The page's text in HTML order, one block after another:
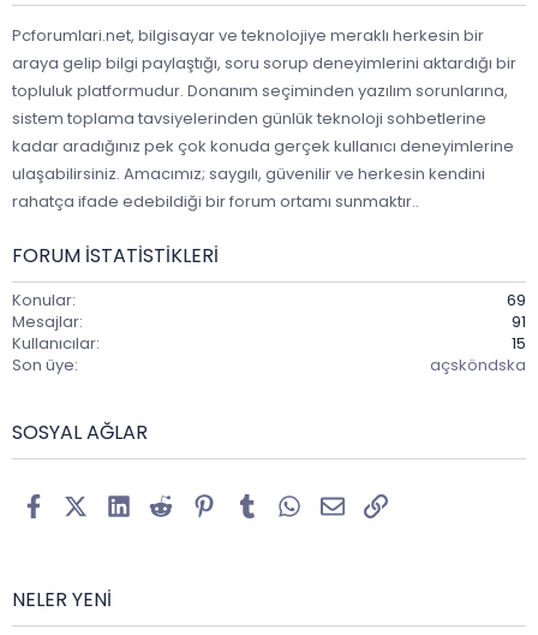
Pcforumlari.net, bilgisayar ve teknolojiye meraklı herkesin bir
araya gelip bilgi paylaştığı, soru sorup deneyimlerini aktardığı bir
topluluk platformudur. Donanım seçiminden yazılım sorunlarına,
sistem toplama tavsiyelerinden günlük teknoloji sohbetlerine
kadar aradığınız pek çok konuda gerçek kullanıcı deneyimlerine
ulaşabilirsiniz. Amacımız; saygılı, güvenilir ve herkesin kendini
rahatça ifade edebildiği bir forum ortamı sunmaktır..
FORUM ISTATISTIKLERI
Konular
69
Mesajlar
91
Kullanıcılar
15
Son üye
açsköndska
SOSYAL AĞLAR
FacebookX (Twitter)
LinkedIn
Reddit Pinterest
Tumblr WhatsApp
E-posta
Link
NELER YENI